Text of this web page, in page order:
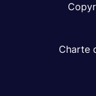
Charte